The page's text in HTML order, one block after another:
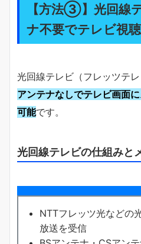
【方法③】光回線
ナ不要でテレビ視
光回線テレビ（フレッツテレ
アンテナなしでテレビ画面
可能です。
光回線テレビの仕組みと
NTTフレッツ光などの
放送を受信